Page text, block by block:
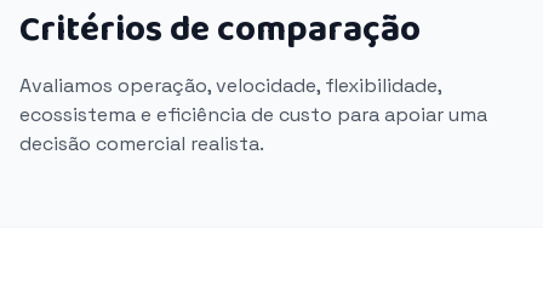
Critérios de comparação
Avaliamos operação, velocidade, flexibilidade,
ecossistema e eficiência de custo para apoiar uma
decisão comercial realista.